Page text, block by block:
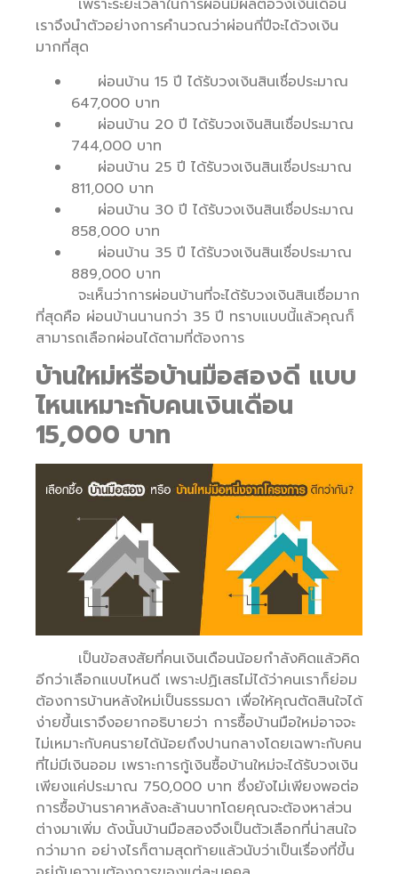
เพราะระยะเวลาในการผ่อนมีผลต่อวงเงินเดือน
เราจึงนำตัวอย่างการคำนวณว่าผ่อนกี่ปีจะได้วงเงิน
มากที่สุด
ผ่อนบ้าน 15 ปี ได้รับวงเงินสินเชื่อประมาณ
647,000 บาท
ผ่อนบ้าน 20 ปี ได้รับวงเงินสินเชื่อประมาณ
744,000 บาท
ผ่อนบ้าน 25 ปี ได้รับวงเงินสินเชื่อประมาณ
811,000 บาท
ผ่อนบ้าน 30 ปี ได้รับวงเงินสินเชื่อประมาณ
858,000 บาท
ผ่อนบ้าน 35 ปี ได้รับวงเงินสินเชื่อประมาณ
889,000 บาท
จะเห็นว่าการผ่อนบ้านที่จะได้รับวงเงินสินเชื่อมาก
ที่สุดคือ ผ่อนบ้านนานกว่า 35 ปี ทราบแบบนี้แล้วคุณก็
สามารถเลือกผ่อนได้ตามที่ต้องการ
บ้านใหม่หรือบ้านมือสองดี แบบ
ไหนเหมาะกับคนเงินเดือน
15,000 บาท
เป็นข้อสงสัยที่คนเงินเดือนน้อยกำลังคิดแล้วคิด
อีกว่าเลือกแบบไหนดี เพราะปฏิเสธไม่ได้ว่าคนเราก็ย่อม
ต้องการบ้านหลังใหม่เป็นธรรมดา เพื่อให้คุณตัดสินใจได้
ง่ายขึ้นเราจึงอยากอธิบายว่า การซื้อบ้านมือใหม่อาจจะ
ไม่เหมาะกับคนรายได้น้อยถึงปานกลางโดยเฉพาะกับคน
ที่ไม่มีเงินออม เพราะการกู้เงินซื้อบ้านใหม่จะได้รับวงเงิน
เพียงแค่ประมาณ 750,000 บาท ซึ่งยังไม่เพียงพอต่อ
การซื้อบ้านราคาหลังละล้านบาทโดยคุณจะต้องหาส่วน
ต่างมาเพิ่ม ดังนั้นบ้านมือสองจึงเป็นตัวเลือกที่น่าสนใจ
กว่ามาก อย่างไรก็ตามสุดท้ายแล้วนับว่าเป็นเรื่องที่ขึ้น